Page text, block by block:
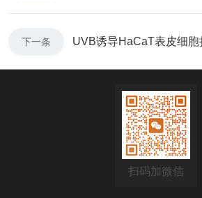
下一条 UVB诱导HaCaT表皮细胞
扫码加微信